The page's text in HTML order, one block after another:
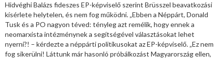
Hidvéghi Balázs fideszes EP-képviselő szerint Brüsszel beavatkozási
kísérlete helytelen, és nem fog működni. „Ebben a Néppárt, Donald
Tusk és a PO nagyon téved: tényleg azt remélik, hogy ennek a
neomarxista intézménynek a segítségével választásokat lehet
nyerni?! – kérdezte a néppárti politikusokat az EP-képviselő. „Ez nem
fog sikerülni! Láttunk már hasonló próbálkozást Magyarország ellen,